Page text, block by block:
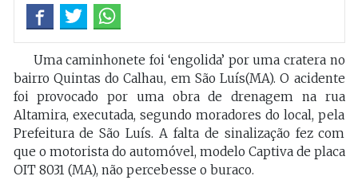
Uma caminhonete foi ‘engolida’ por uma cratera no
bairro Quintas do Calhau, em São Luís(MA). O acidente
foi provocado por uma obra de drenagem na rua
Altamira, executada, segundo moradores do local, pela
Prefeitura de São Luís. A falta de sinalização fez com
que o motorista do automóvel, modelo Captiva de placa
OIT 8031 (MA), não percebesse o buraco.